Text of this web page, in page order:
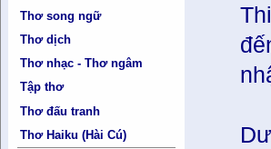
Thơ song ngữ
Thơ dịch
Thơ nhạc - Thơ ngâm
Tập thơ
Thơ đấu tranh
Thơ Haiku (Hài Cú)